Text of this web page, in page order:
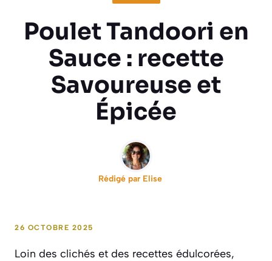
Poulet Tandoori en
Sauce : recette
Savoureuse et
Épicée
Rédigé par Elise
26 OCTOBRE 2025
Loin des clichés et des recettes édulcorées,